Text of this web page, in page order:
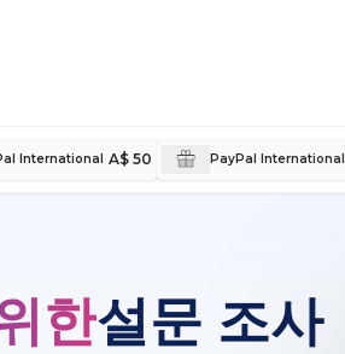
International A$ 50 PayPal International
한설문 조사